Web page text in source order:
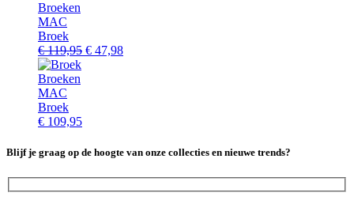
Broeken
MAC
Broek
€119,95 Oorspronkelijke
€ 47,98Huidige
Broeken
MAC
Broek
€ 109,95
Blijf je graag op de hoogte van onze collecties en nieuwe trends?